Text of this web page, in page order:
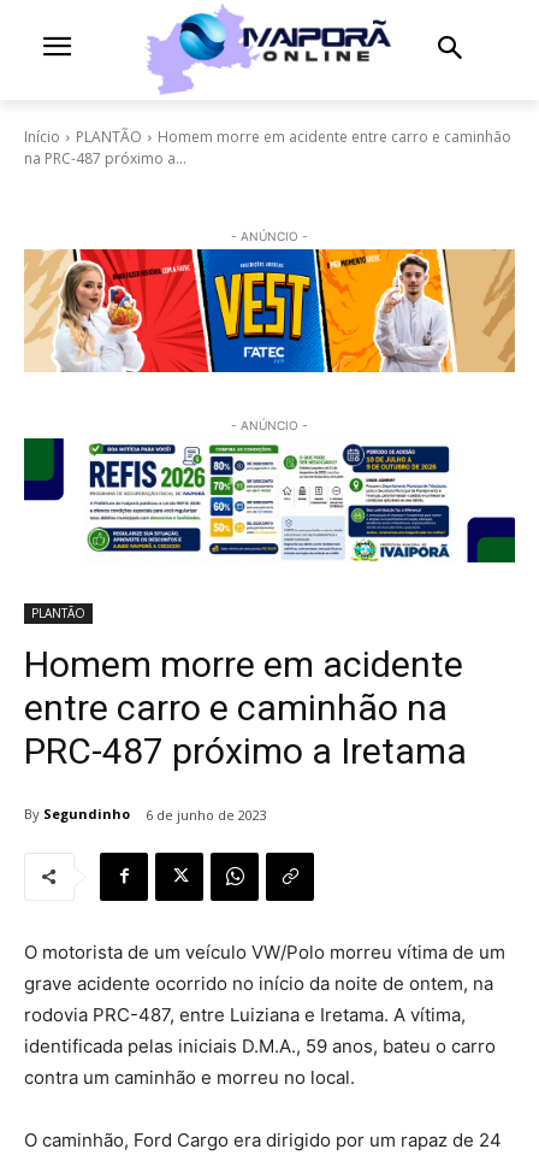
Início PLANTÃO
Homem morre em acidente entre carro e caminhão
na PRC-487 próximo a...
- ANÚNCIO -
- ANÚNCIO -
PLANTÃO
Homem morre em acidente
entre carro e caminhão na
PRC-487 próximo a Iretama
By Segundinho 6 de junho de 2023
O motorista de um veículo VW/Polo morreu vítima de um
grave acidente ocorrido no início da noite de ontem, na
rodovia PRC-487, entre Luiziana e Iretama. A vítima,
identificada pelas iniciais D.M.A., 59 anos, bateu o carro
contra um caminhão e morreu no local.
O caminhão, Ford Cargo era dirigido por um rapaz de 24